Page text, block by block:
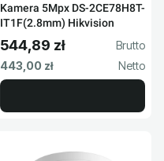
Kamera 5Mpx DS-2CE78H8T-
IT1F(2.8mm) Hikvision
Cena brutto
544,89 zł
Cena netto
443,00 zł